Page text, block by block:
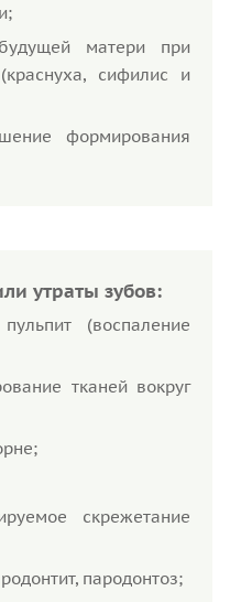
матери при
сифилис и
формирования
утраты зубов:
(воспаление
тканей вокруг
скрежетание
пародонтоз;